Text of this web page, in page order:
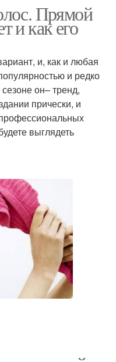
Прямой
и как его
и, как и любая
и редко
он– тренд,
прически, и
выглядеть